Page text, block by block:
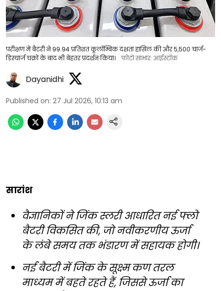
परीक्षण में बैटरी ने 99.94 प्रतिशत कूलॉम्बिक दक्षता हासिल की और 5,500 चार्ज-
डिस्चार्ज चक्रों के बाद भी बेहतर प्रदर्शन किया।
फोटो साभार: आईस्टॉक
Dayanidhi
Published on: 27 Jul 2026, 10:13 am
सारांश
वैज्ञानिकों ने जिंक स्लरी आधारित नई फ्लो
बैटरी विकसित की, जो नवीकरणीय ऊर्जा
के लंबे समय तक भंडारण में सहायक होगी।
नई बैटरी में जिंक के सूक्ष्म कण तरल
माध्यम में बहते रहते हैं, जिससे ऊर्जा का